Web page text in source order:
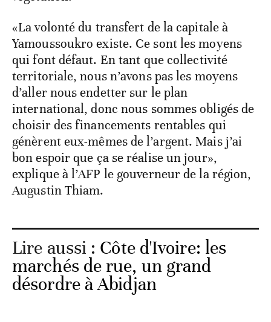
«La volonté du transfert de la capitale à
Yamoussoukro existe. Ce sont les moyens
qui font défaut. En tant que collectivité
territoriale, nous n’avons pas les moyens
d’aller nous endetter sur le plan
international, donc nous sommes obligés de
choisir des financements rentables qui
génèrent eux-mêmes de l’argent. Mais j’ai
bon espoir que ça se réalise un jour»,
explique à l’AFP le gouverneur de la région,
Augustin Thiam.
Lire aussi : Côte d'Ivoire: les
marchés de rue, un grand
désordre à Abidjan